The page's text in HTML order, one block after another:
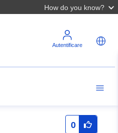
How do you know?
Autentificare
0